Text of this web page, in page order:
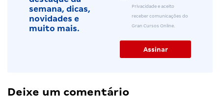
semana, dicas,
novidades e
muito mais.
Privacidade e aceito
receber comunicações do
Gran Cursos Online.
Deixe um comentário